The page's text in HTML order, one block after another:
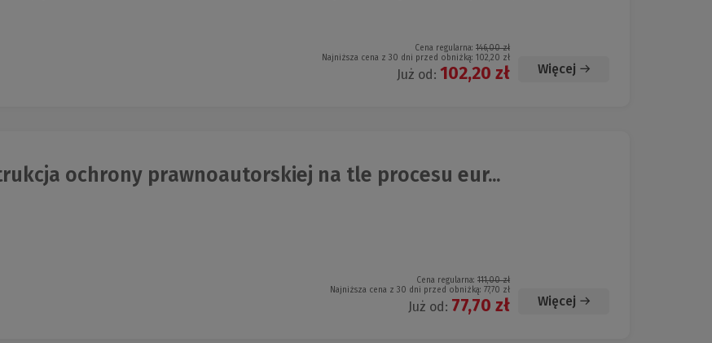
Cena regularna: 146,00 zł
Najniższa cena z 30 dni przed obniżką: 102,20 zł
Już od: 102,20 zł Więcej
ochrony prawnoautorskiej na tle procesu eur...
Cena regularna: 111,00 zł
Najniższa cena z 30 dni przed obniżką: 77,70 zł
Już od: 77,70 zł Więcej